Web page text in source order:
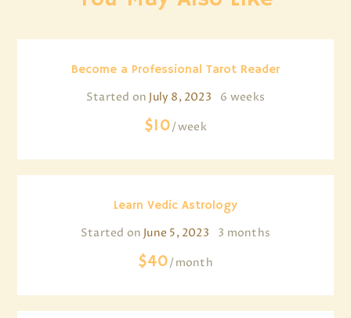
Become a Professional Tarot Reader
Started on July 8, 2023 6 weeks
$10 week
Learn Vedic Astrology
Started on June 5, 2023 3 months
$40 month